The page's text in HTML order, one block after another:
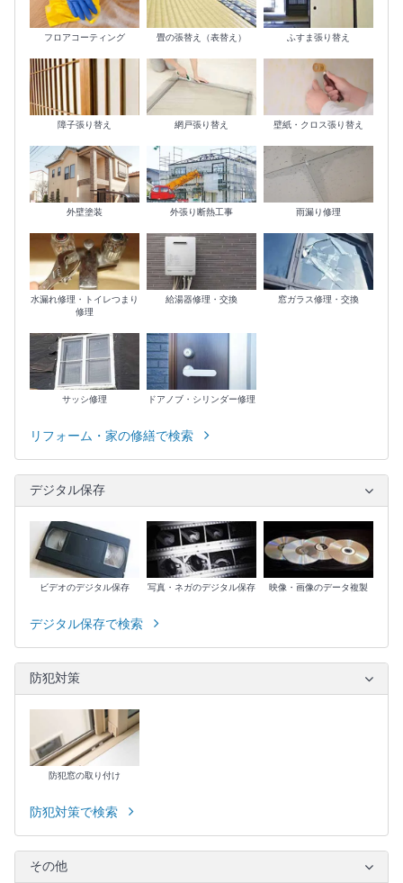
フロアコーティング 畳の張替え（表替え） ふすま張り替え
障子張り替え 網戸張り替え 壁紙・クロス張り替え
外壁塗装 外張り断熱工事 雨漏り修理
水漏れ修理・トイレつまり
修理
給湯器修理・交換 窓ガラス修理・交換
サッシ修理 ドアノブ・シリンダー修理
リフォーム・家の修繕で検索
デジタル保存
ビデオのデジタル保存 写真・ネガのデジタル保存 映像・画像のデータ複製
デジタル保存で検索
防犯対策
防犯窓の取り付け
防犯対策で検索
その他